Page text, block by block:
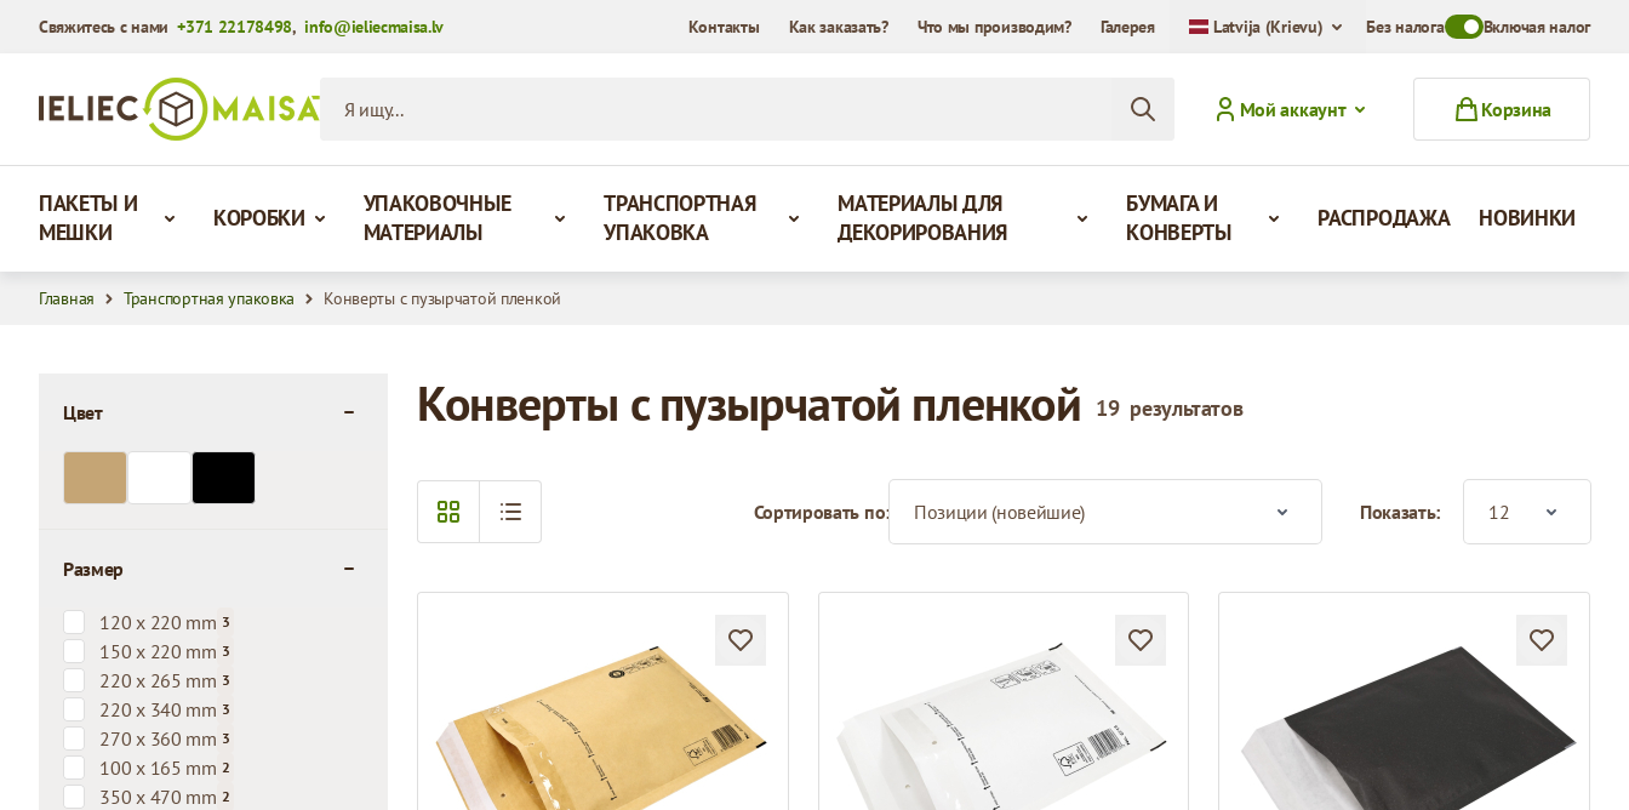
Свяжитесь с нами+371 22178498,info@ieliecmaisa.lv Контакты Как заказать? Что мы производим? Галерея Latvija (Krievu) Без налогаToggle VAT Mode
Включая налог
Мой аккаунт
Корзина
ПАКЕТЫ И
МЕШКИ
КОРОБКИ
УПАКОВОЧНЫЕ
МАТЕРИАЛЫ
ТРАНСПОРТНАЯ
УПАКОВКА
МАТЕРИАЛЫ ДЛЯ
ДЕКОРИРОВАНИЯ
БУМАГА И
КОНВЕРТЫ
РАСПРОДАЖА НОВИНКИ
Главная Транспортная упаковка Конверты с пузырчатой пленкой
Цвет
Размер
120 x 220 mm 3
150 x 220 mm 3
220 x 265 mm 3
220 x 340 mm 3
270 x 360 mm 3
100 x 165 mm 2
350 x 470 mm 2
Конверты с пузырчатой пленкой 19 результатов
Сортировать по: Показать: